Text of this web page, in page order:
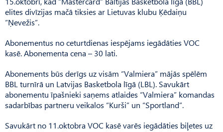
elites divīzijas mačā tiksies ar Lietuvas klubu Ķēdaiņu
“Ņevežis”.
Abonementus no ceturtdienas iespējams iegādāties VOC
kasē. Abonementa cena – 30 lati.
Abonements būs derīgs uz visām “Valmiera” mājās spēlēm
BBL turnīrā un Latvijas Basketbola līgā (LBL). Savukārt
abonementu īpašnieki saņems atlaides “Valmiera” komandas
sadarbības partneru veikalos “Kurši” un “Sportland”.
Savukārt no 11.oktobra VOC kasē varēs iegādāties biļetes uz